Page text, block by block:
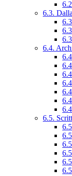
6.3.
6.4.
6.5.